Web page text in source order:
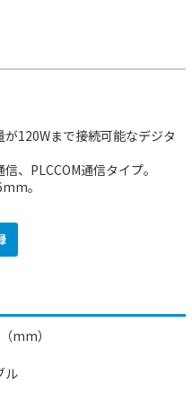
120Wまで接続可能なデジタ
、PLCCOM通信タイプ。
。
mm）
ル